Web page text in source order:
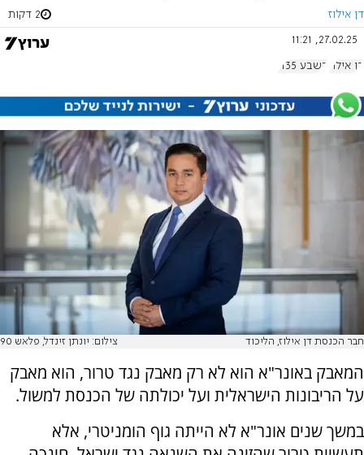
דן אילוז 2 דקות
27.02.25, 11:21
דן אילוז בשבע 1135
חבר הכנסת דן אילוז, הליכוד צילום: יונתן זינדל, פלאש 90
המאבק באונר"א הוא לא רק מאבק נגד טרור, הוא מאבק
על הריבונות הישראלית ועל יכולתה של הכנסת למשול.
במשך שנים אונר"א לא הייתה גוף הומניטרי, אלא